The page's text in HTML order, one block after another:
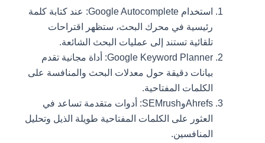
استخدام Google Autocomplete: عند كتابة كلمة
رئيسية في محرك البحث، ستظهر اقتراحات
تلقائية تستند إلى عمليات البحث الشائعة.
Google Keyword Planner: أداة مجانية تقدم
بيانات دقيقة حول معدلات البحث والمنافسة على
الكلمات المفتاحية.
AhrefsوSEMrush: أدوات متقدمة تساعد في
العثور على الكلمات المفتاحية طويلة الذيل وتحليل
المنافسين.